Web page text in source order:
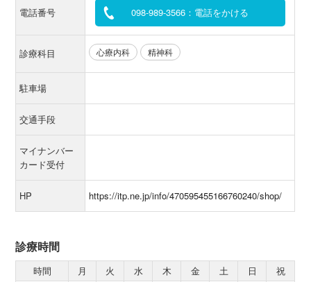
電話番号 098-989-3566：電話をかける
診療科目 心療内科 精神科
駐車場
交通手段
マイナンバー
カード受付
HP https://itp.ne.jp/info/470595455166760240/shop/
診療時間
時間 月 火 水 木 金 土 日
祝